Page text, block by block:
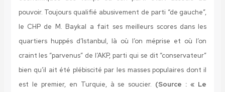
pouvoir. Toujours qualifié abusivement de parti “de gauche”,
le CHP de M. Baykal a fait ses meilleurs scores dans les
quartiers huppés d’Istanbul, là où l’on méprise et où l’on
craint les “parvenus” de l’AKP, parti qui se dit “conservateur”
bien qu’il ait été plébiscité par les masses populaires dont il
est le premier, en Turquie, à se soucier. (Source : « Le